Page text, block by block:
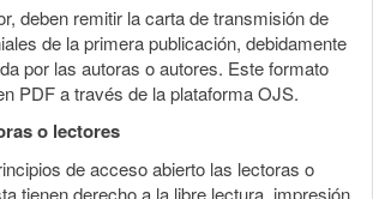
deben remitir la carta de transmisión de
de la primera publicación, debidamente
por las autoras o autores. Este formato
PDF a través de la plataforma OJS.
o lectores
de acceso abierto las lectoras o
tienen derecho a la libre lectura, impresión